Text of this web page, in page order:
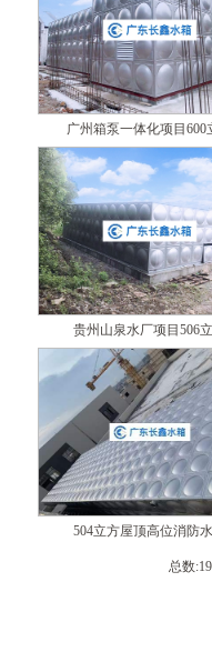
广州箱泵一体化项目600
贵州山泉水厂项目506
504立方屋顶高位消防
总数